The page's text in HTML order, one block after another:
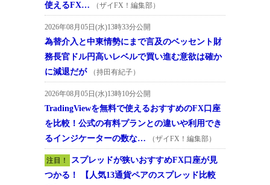
使えるFX…
（ザイFX！編集部）
2026年08月05日(水)13時33分公開
為替介入と中東情勢にまで言及のベッセント財
務長官ドル円高いレベルで買い進む意欲は確か
に減退だが
（持田有紀子）
2026年08月05日(水)13時10分公開
TradingViewを無料で使えるおすすめのFX口座
を比較！公式の有料プランとの違いや利用でき
るインジケーターの数な…
（ザイFX！編集部）
注目！
スプレッドが狭いおすすめFX口座が見
つかる！ 【人気13通貨ペアのスプレッド比較